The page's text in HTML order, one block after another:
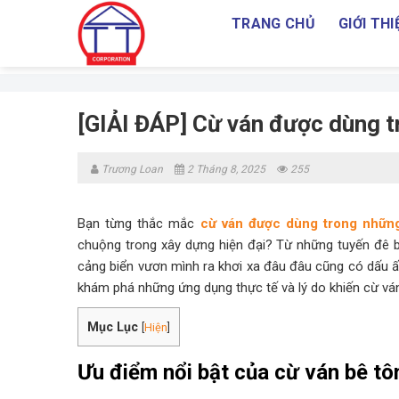
TRANG CHỦ GIỚI
[GIẢI ĐÁP] Cừ ván được dùng
Trương Loan 2 Tháng 8, 2025 255
Bạn từng thắc mắc cừ ván được dùng trong
chuộng trong xây dựng hiện đại? Từ những tuyến
cảng biển vươn mình ra khơi xa đâu đâu cũng có dấu
khám phá những ứng dụng thực tế và lý do khiến cừ
Mục Lục [Hiện]
Ưu điểm nổi bật của cừ ván bê